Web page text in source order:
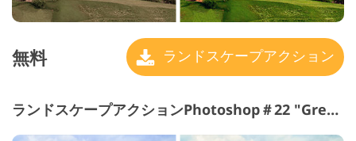
無料 ランドスケープアクション
ランドスケープアクションPhotoshop＃22 "Greenery"